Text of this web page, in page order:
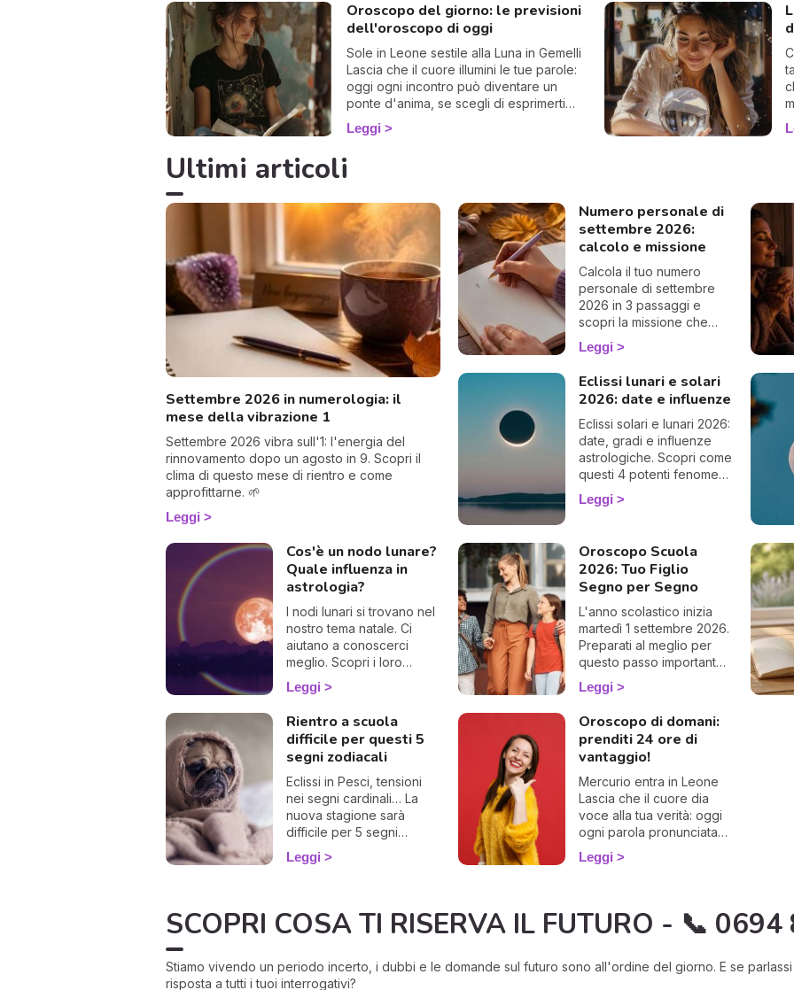
Oroscopo del giorno: le previsioni
dell'oroscopo di oggi
Sole in Leone sestile alla Luna in Gemelli
Lascia che il cuore illumini le tue parole:
oggi ogni incontro può diventare un
ponte d'anima, se scegli di esprimerti
con gioia e autenticità.
Leggi
Ultimi articoli
Settembre 2026 in numerologia: il
mese della vibrazione 1
Settembre 2026 vibra sull'1: l'energia del
rinnovamento dopo un agosto in 9. Scopri il
clima di questo mese di rientro e come
approfittarne. 🌱
Leggi
Numero personale di
settembre 2026:
calcolo e missione
Calcola il tuo numero
personale di settembre
2026 in 3 passaggi e
scopri la missione che
questo mese ti riserva,
cifra per cifra. 🔢✨
Leggi
Eclissi lunari e solari
2026: date e influenze
Eclissi solari e lunari 2026:
date, gradi e influenze
astrologiche. Scopri come
questi 4 potenti fenomeni
agiscono sulla tua vita.
Leggi
Cos'è un nodo lunare?
Quale influenza in
astrologia?
I nodi lunari si trovano nel
nostro tema natale. Ci
aiutano a conoscerci
meglio. Scopri i loro
significati e le
interpretazioni
Leggi
Oroscopo Scuola
2026: Tuo Figlio
Segno per Segno
L'anno scolastico inizia
martedì 1 settembre 2026.
Preparati al meglio per
questo passo importante
con il nostro oroscopo
speciale dedicato al
Leggi
Rientro a scuola
difficile per questi 5
segni zodiacali
Eclissi in Pesci, tensioni
nei segni cardinali… La
nuova stagione sarà
difficile per 5 segni
zodiacali. L'astrologo
svela quali sono e come
Leggi
Oroscopo di domani:
prenditi 24 ore di
vantaggio!
Mercurio entra in Leone
Lascia che il cuore dia
voce alla tua verità: oggi
ogni parola pronunciata
con amore può
accendere luce, coraggio
Leggi
SCOPRI COSA TI RISERVA IL FUTURO - 📞
Stiamo vivendo un periodo incerto, i dubbi e le domande sul futuro sono all'ordine del giorno. E se
risposta a tutti i tuoi interrogativi?